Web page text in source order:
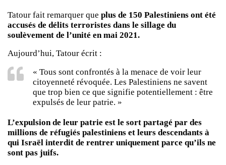
Tatour fait remarquer que plus de 150 Palestiniens ont été
accusés de délits terroristes dans le sillage du
soulèvement de l’unité en mai 2021.
Aujourd’hui, Tatour écrit :
« Tous sont confrontés à la menace de voir leur
citoyenneté révoquée. Les Palestiniens ne savent
que trop bien ce que signifie potentiellement : être
expulsés de leur patrie. »
L’expulsion de leur patrie est le sort partagé par des
millions de réfugiés palestiniens et leurs descendants à
qui Israël interdit de rentrer uniquement parce qu’ils ne
sont pas juifs.